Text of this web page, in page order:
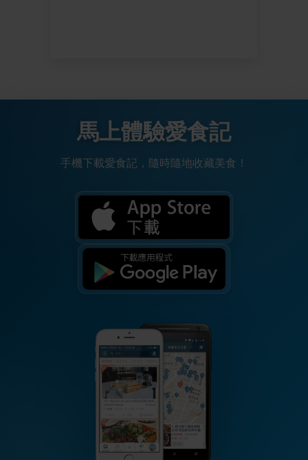
馬上體驗愛食記
手機下載愛食記，隨時隨地收藏美食！